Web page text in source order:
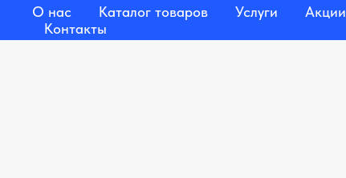
О нас Каталог товаров Услуги
Акции
Контакты